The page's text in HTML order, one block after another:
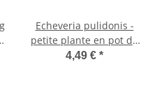
Echeveria pulidonis -
petite plante en pot de
5,5cm
4,49 € *